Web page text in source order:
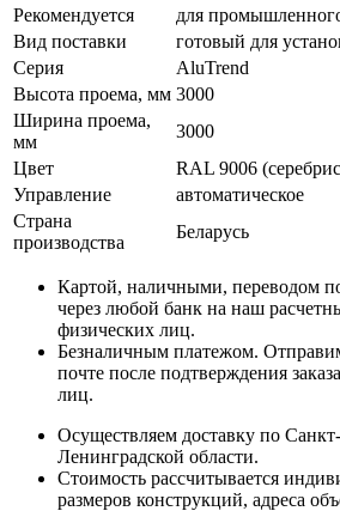
Рекомендуется
для
Вид поставки
готовый для
Серия
AluTrend
Высота проема, мм 3000
Ширина проема,
мм
3000
Цвет
RAL 9006
Управление
автоматическое
Страна
производства
Беларусь
Картой, наличными, переводом
через любой банк на наш
физических лиц.
Безналичным платежом.
почте после подтверждения
лиц.
Осуществляем доставку по
Ленинградской области.
Стоимость рассчитывается
размеров конструкций, адреса